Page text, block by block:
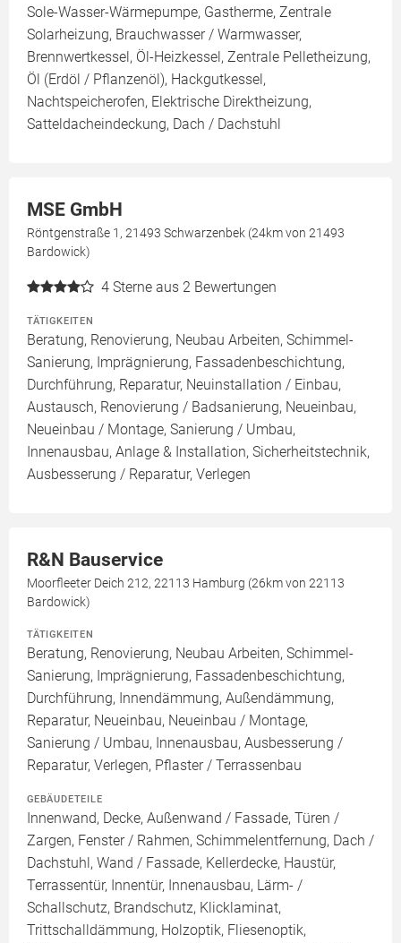
Sole-Wasser-Wärmepumpe, Gastherme, Zentrale
Solarheizung, Brauchwasser / Warmwasser,
Brennwertkessel, Öl-Heizkessel, Zentrale Pelletheizung,
Öl (Erdöl / Pflanzenöl), Hackgutkessel,
Nachtspeicherofen, Elektrische Direktheizung,
Satteldacheindeckung, Dach / Dachstuhl
MSE GmbH
Röntgenstraße 1, 21493 Schwarzenbek (24km von 21493
Bardowick)
4 Sterne aus 2 Bewertungen
TÄTIGKEITEN
Beratung, Renovierung, Neubau Arbeiten, Schimmel-
Sanierung, Imprägnierung, Fassadenbeschichtung,
Durchführung, Reparatur, Neuinstallation / Einbau,
Austausch, Renovierung / Badsanierung, Neueinbau,
Neueinbau / Montage, Sanierung / Umbau,
Innenausbau, Anlage & Installation, Sicherheitstechnik,
Ausbesserung / Reparatur, Verlegen
R&N Bauservice
Moorfleeter Deich 212, 22113 Hamburg (26km von 22113
Bardowick)
TÄTIGKEITEN
Beratung, Renovierung, Neubau Arbeiten, Schimmel-
Sanierung, Imprägnierung, Fassadenbeschichtung,
Durchführung, Innendämmung, Außendämmung,
Reparatur, Neueinbau, Neueinbau / Montage,
Sanierung / Umbau, Innenausbau, Ausbesserung /
Reparatur, Verlegen, Pflaster / Terrassenbau
GEBÄUDETEILE
Innenwand, Decke, Außenwand / Fassade, Türen /
Zargen, Fenster / Rahmen, Schimmelentfernung, Dach /
Dachstuhl, Wand / Fassade, Kellerdecke, Haustür,
Terrassentür, Innentür, Innenausbau, Lärm- /
Schallschutz, Brandschutz, Klicklaminat,
Trittschalldämmung, Holzoptik, Fliesenoptik,